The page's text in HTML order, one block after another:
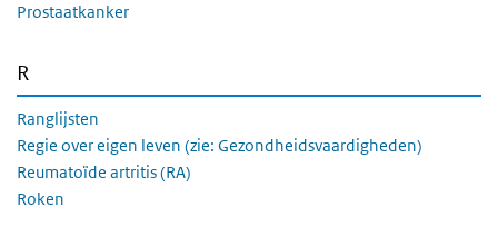
Prostaatkanker
R
Ranglijsten
Regie over eigen leven (zie: Gezondheidsvaardigheden)
Reumatoïde artritis (RA)
Roken